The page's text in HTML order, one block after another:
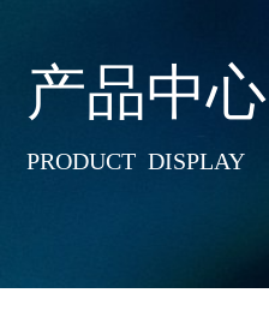
产品中心
PRODUCT DISPLAY